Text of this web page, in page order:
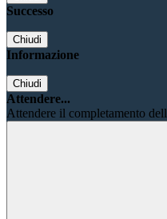
Successo
Chiudi
Informazione
Chiudi
Attendere...
Attendere il completamento